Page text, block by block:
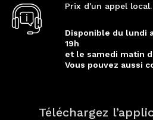
Prix d'un appel local.
Disponible du lundi
19h
et le samedi matin
Vous pouvez aussi
Téléchargez